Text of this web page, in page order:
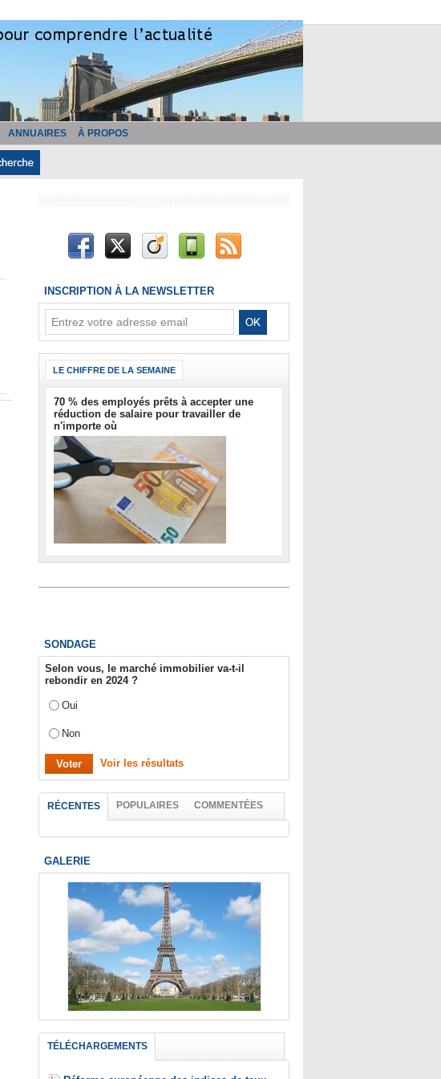
ANNUAIRES À PROPOS
INSCRIPTION À LA NEWSLETTER
LE CHIFFRE DE LA SEMAINE
70 % des employés prêts à accepter une
réduction de salaire pour travailler de
n'importe où
SONDAGE
Selon vous, le marché immobilier va-t-il
rebondir en 2024 ?
Oui
Non
Voir les résultats
RÉCENTES POPULAIRES COMMENTÉES
GALERIE
TÉLÉCHARGEMENTS